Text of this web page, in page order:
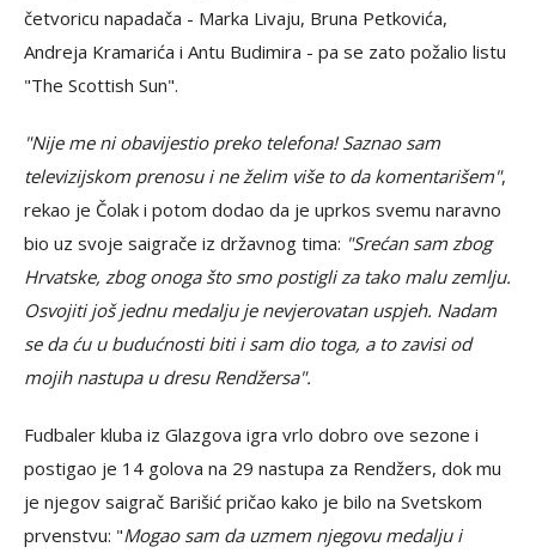
četvoricu napadača - Marka Livaju, Bruna Petkovića,
Andreja Kramarića i Antu Budimira - pa se zato požalio listu
"The Scottish Sun".
"Nije me ni obavijestio preko telefona! Saznao sam
televizijskom prenosu i ne želim više to da komentarišem",
rekao je Čolak i potom dodao da je uprkos svemu naravno
bio uz svoje saigrače iz državnog tima: "Srećan sam zbog
Hrvatske, zbog onoga što smo postigli za tako malu zemlju.
Osvojiti još jednu medalju je nevjerovatan uspjeh. Nadam
se da ću u budućnosti biti i sam dio toga, a to zavisi od
mojih nastupa u dresu Rendžersa".
Fudbaler kluba iz Glazgova igra vrlo dobro ove sezone i
postigao je 14 golova na 29 nastupa za Rendžers, dok mu
je njegov saigrač Barišić pričao kako je bilo na Svetskom
prvenstvu: "Mogao sam da uzmem njegovu medalju i